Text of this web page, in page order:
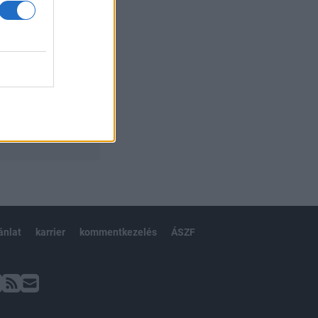
karrier kommentkezelés ÁSZF